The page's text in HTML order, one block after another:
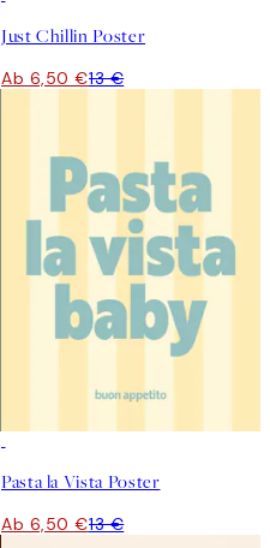
Just Chillin Poster
Ab 6,50 €13 €
Pasta la Vista Poster
Ab 6,50 €13 €